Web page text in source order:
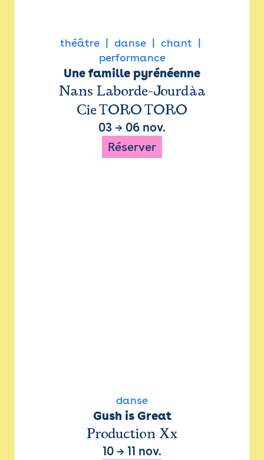
théâtre danse
chant
performance
Une famille pyrénéenne
Nans Laborde-Jourdàa
Cie TORO TORO
03 → 06 nov.
Réserver
danse
Gush is Great
Production Xx
10 → 11 nov.